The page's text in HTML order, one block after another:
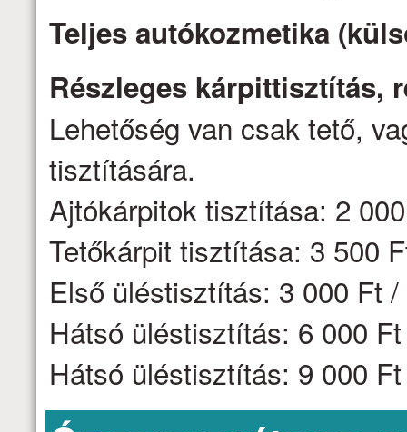
Teljes autókozmetika
Részleges kárpittisztítás,
Lehetőség van csak tető,
tisztítására.
Ajtókárpitok tisztítása: 2
Tetőkárpit tisztítása: 3 500
Első üléstisztítás: 3 000 Ft
Hátsó üléstisztítás: 6 000
Hátsó üléstisztítás: 9 000